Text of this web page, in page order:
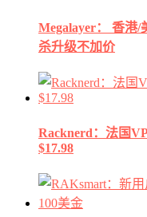
Megalayer： 香港/
杀升级不加价
Racknerd：法国
$17.98